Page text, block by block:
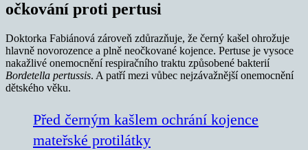
očkování proti pertusi
Doktorka Fabiánová zároveň zdůrazňuje, že černý kašel ohrožuje
hlavně novorozence a plně neočkované kojence. Pertuse je vysoce
nakažlivé onemocnění respiračního traktu způsobené bakterií
Bordetella pertussis. A patří mezi vůbec nejzávažnější onemocnění
dětského věku.
Před černým kašlem ochrání kojence
mateřské protilátky